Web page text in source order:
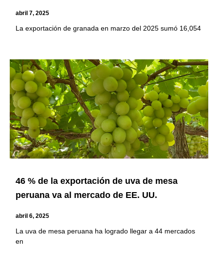
abril 7, 2025
La exportación de granada en marzo del 2025 sumó 16,054
46 % de la exportación de uva de mesa
peruana va al mercado de EE. UU.
abril 6, 2025
La uva de mesa peruana ha logrado llegar a 44 mercados
en